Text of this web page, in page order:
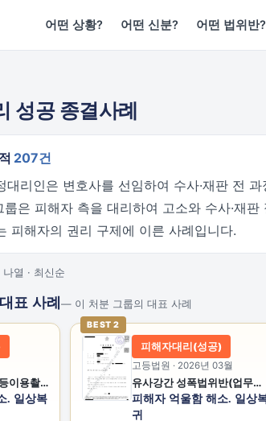
어떤 상황? 어떤 신분? 어떤 법위반?
성공 종결사례
207건
대리인은 변호사를 선임하여 수사·재판 전
은 피해자 측을 대리하여 고소와 수사·재판
피해자의 권리 구제에 이른 사례입니다.
열 · 최신순
표 사례 — 이 처분 그룹의 대표 사례
성폭법위반(카메라등이용촬영반포등)
. 일상복
BEST 2
피해자대리(성공)
고등법원 · 2026년 03월
유사강간 성폭법위반(업무상위력등에의한추행)
피해자 억울함 해소. 일상
귀